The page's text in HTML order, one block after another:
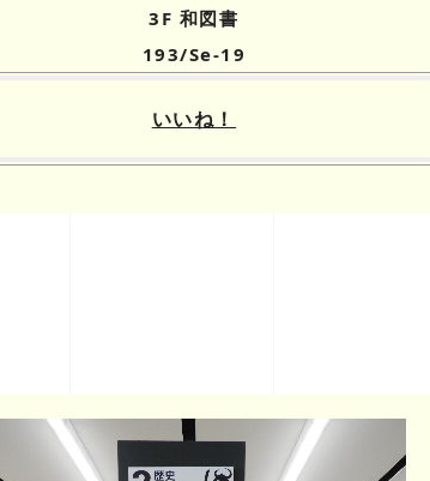
3F 和図書
193/Se-19
いいね！